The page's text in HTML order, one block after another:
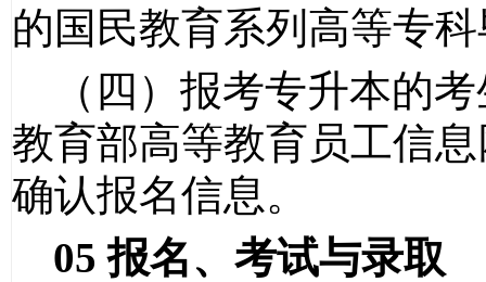
的国民教育系列高等专
（四）报考专升本的
教育部高等教育员工信
确认报名信息。
05报名、考试与录取